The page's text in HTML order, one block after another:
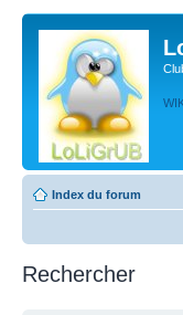
Index du forum
Rechercher